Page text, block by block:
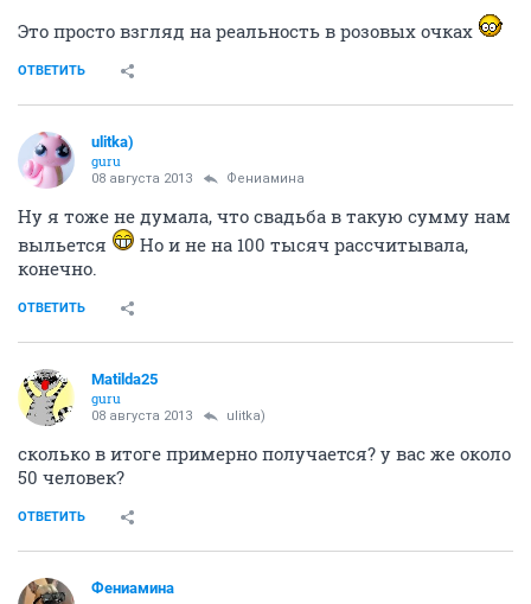
Это просто взгляд на реальность в розовых очках
ОТВЕТИТЬ
ulitka)
guru
08 августа 2013 Фениамина
Ну я тоже не думала, что свадьба в такую сумму нам
выльется
Но и не на 100 тысяч рассчитывала,
конечно.
ОТВЕТИТЬ
Matilda25
guru
08 августа 2013 ulitka)
сколько в итоге примерно получается? у вас же около
50 человек?
ОТВЕТИТЬ
Фениамина